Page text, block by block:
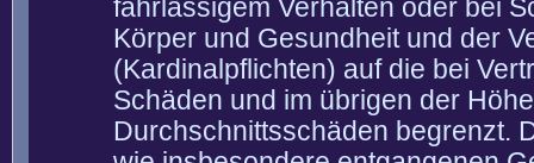
fahrlässigem Verhalten oder bei
Körper und Gesundheit und der
(Kardinalpflichten) auf die bei
Schäden und im übrigen der
Durchschnittsschäden begrenzt.